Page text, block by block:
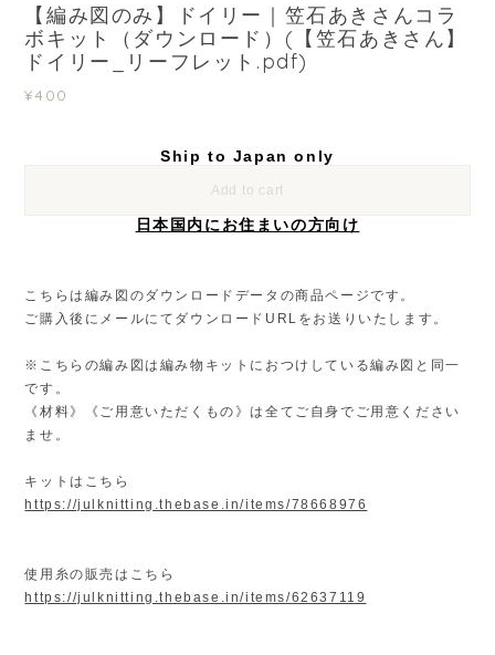
【編み図のみ】ドイリー｜笠石あきさんコラ
ボキット（ダウンロード）(【笠石あきさん】
ドイリー_リーフレット.pdf)
¥400
Ship to Japan only
Add to cart
日本国内にお住まいの方向け
こちらは編み図のダウンロードデータの商品ページです。
ご購入後にメールにてダウンロードURLをお送りいたします。
※こちらの編み図は編み物キットにおつけしている編み図と同一
です。
《材料》《ご用意いただくもの》は全てご自身でご用意ください
ませ。
キットはこちら
https://julknitting.thebase.in/items/78668976
使用糸の販売はこちら
https://julknitting.thebase.in/items/62637119